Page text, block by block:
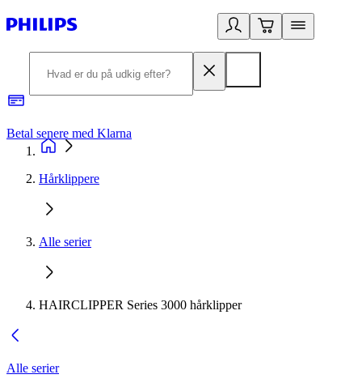
Betal senere med Klarna
Hårklippere
Alle serier
HAIRCLIPPER Series 3000 hårklipper
Alle serier